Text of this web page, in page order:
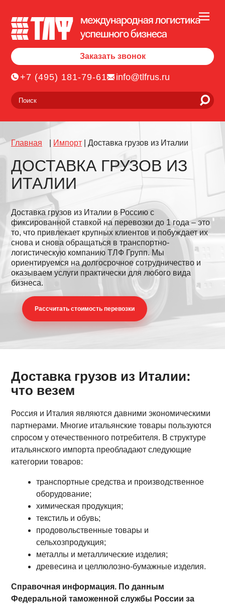
Заказать звонок
+7 (495) 181-79-61 info@tlfrus.ru
Главная Импорт Доставка грузов из Италии
ДОСТАВКА ГРУЗОВ ИЗ
ИТАЛИИ
Доставка грузов из Италии в Россию с
фиксированной ставкой на перевозки до 1 года – это
то, что привлекает крупных клиентов и побуждает их
снова и снова обращаться в транспортно-
логистическую компанию ТЛФ Групп. Мы
ориентируемся на долгосрочное сотрудничество и
оказываем услуги практически для любого вида
бизнеса.
Раcсчитать стоимость перевозки
Доставка грузов из Италии:
что везем
Россия и Италия являются давними экономическими
партнерами. Многие итальянские товары пользуются
спросом у отечественного потребителя. В структуре
итальянского импорта преобладают следующие
категории товаров:
транспортные средства и производственное
оборудование;
химическая продукция;
текстиль и обувь;
продовольственные товары и
сельхозпродукция;
металлы и металлические изделия;
древесина и целлюлозно-бумажные изделия.
Справочная информация. По данным
Федеральной таможенной службы России за